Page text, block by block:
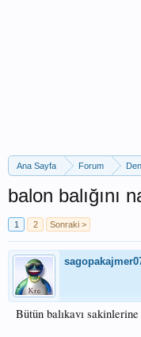
Ana Sayfa Forum
balon balığını
1 2 Sonraki >
Bütün balıkavı